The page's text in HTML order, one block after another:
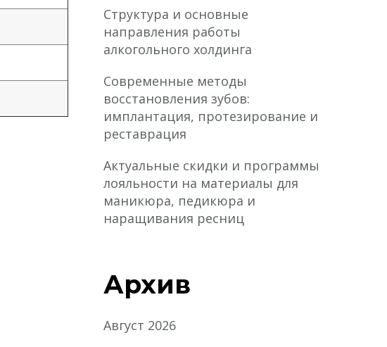
Структура и основные
направления работы
алкогольного холдинга
Современные методы
восстановления зубов:
имплантация, протезирование и
реставрация
Актуальные скидки и программы
лояльности на материалы для
маникюра, педикюра и
наращивания ресниц
Архив
Август 2026